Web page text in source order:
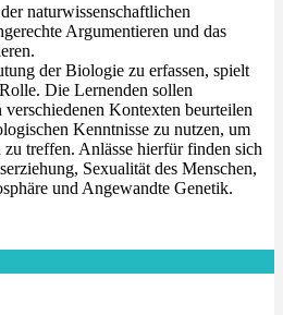
naturwissenschaftlichen
Argumentieren und das
der Biologie zu erfassen, spielt
Die Lernenden sollen
Kontexten beurteilen
Kenntnisse zu nutzen, um
treffen. Anlässe hierfür finden sich
Sexualität des Menschen,
und Angewandte Genetik.